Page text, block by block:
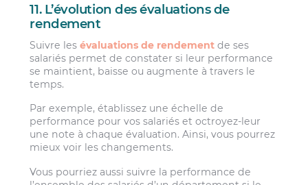
11. L’évolution des évaluations de
rendement
Suivre lesévaluations de rendement de ses
salariés permet de constater si leur performance
se maintient, baisse ou augmente à travers le
temps.
Par exemple, établissez une échelle de
performance pour vos salariés et octroyez-leur
une note à chaque évaluation. Ainsi, vous pourrez
mieux voir les changements.
Vous pourriez aussi suivre la performance de